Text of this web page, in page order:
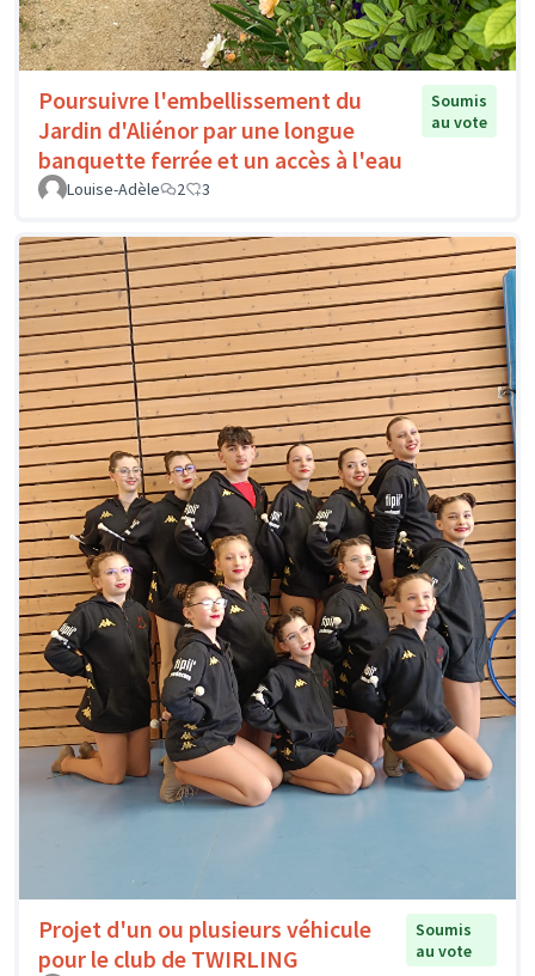
Poursuivre l'embellissement du
Jardin d'Aliénor par une longue
banquette ferrée et un accès à l'eau
Soumis
au vote
Louise-Adèle 2 3
Projet d'un ou plusieurs véhicule
pour le club de TWIRLING
Soumis
au vote